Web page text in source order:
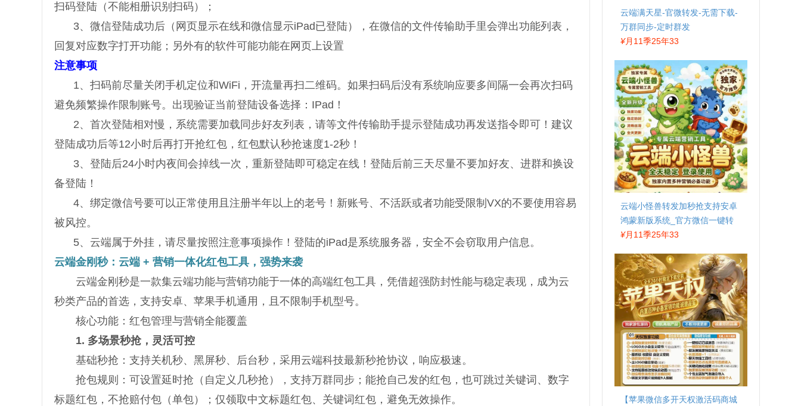
扫码登陆（不能相册识别扫码）；
3、微信登陆成功后（网页显示在线和微信显示iPad已登陆），在微信的文件传输助手里会弹出功能列表，
回复对应数字打开功能；另外有的软件可能功能在网页上设置
注意事项
1、扫码前尽量关闭手机定位和WiFi，开流量再扫二维码。如果扫码后没有系统响应要多间隔一会再次扫码
避免频繁操作限制账号。出现验证当前登陆设备选择：IPad！
2、首次登陆相对慢，系统需要加载同步好友列表，请等文件传输助手提示登陆成功再发送指令即可！建议
登陆成功后等12小时后再打开抢红包，红包默认秒抢速度1-2秒！
3、登陆后24小时内夜间会掉线一次，重新登陆即可稳定在线！登陆后前三天尽量不要加好友、进群和换设
备登陆！
4、绑定微信号要可以正常使用且注册半年以上的老号！新账号、不活跃或者功能受限制VX的不要使用容易
被风控。
5、云端属于外挂，请尽量按照注意事项操作！登陆的iPad是系统服务器，安全不会窃取用户信息。
云端金刚秒：云端 + 营销一体化红包工具，强势来袭
云端金刚秒是一款集云端功能与营销功能于一体的高端红包工具，凭借超强防封性能与稳定表现，成为云
秒类产品的首选，支持安卓、苹果手机通用，且不限制手机型号。
核心功能：红包管理与营销全能覆盖
1. 多场景秒抢，灵活可控
基础秒抢：支持关机秒、黑屏秒、后台秒，采用云端科技最新秒抢协议，响应极速。
抢包规则：可设置延时抢（自定义几秒抢），支持万群同步；能抢自己发的红包，也可跳过关键词、数字
标题红包，不抢赔付包（单包）；仅领取中文标题红包、关键词红包，避免无效操作。
云端满天星-官微转发-无需下载-
万群同步-定时群发
¥月11季25年33
云端小怪兽转发加秒抢支持安卓
鸿蒙新版系统_官方微信一键转
发
¥月11季25年33
【苹果微信多开天权激活码商城